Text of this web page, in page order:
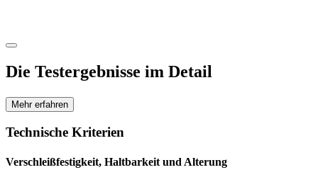
Die Testergebnisse im Detail
Mehr erfahren
Technische Kriterien
Verschleißfestigkeit, Haltbarkeit und Alterung